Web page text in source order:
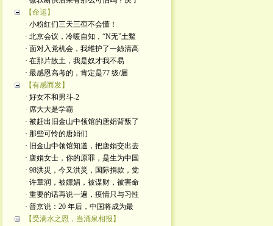
【命运】
· 小粉红们三天三亱不会懂！
· 北京会议，冷暖自知，“N无”土鱉
· 面对入党机会，我维护了一絲清高
· 在那片故土，我是奴才我不易
· 最感恩高考的，肯定是77 级/届
【有感而发】
· 好女不和男斗-2
· 席大大是学霸
· 被赶出旧金山中领馆的唐娟背叛了
· 那些可怜的唐娟们
· 旧金山中领馆知道，把唐娟交出去
· 唐娟女士，你的原罪，是生为中国
· 98洪災，今又洪災，国际捐款，党
· 许章润，被嫖娼，被谋财，被害命
· 重要的话再说一遍，疫情只与习性
· 普京说：20 年后，中国将成为最
【受滴水之恩，当涌泉相报】